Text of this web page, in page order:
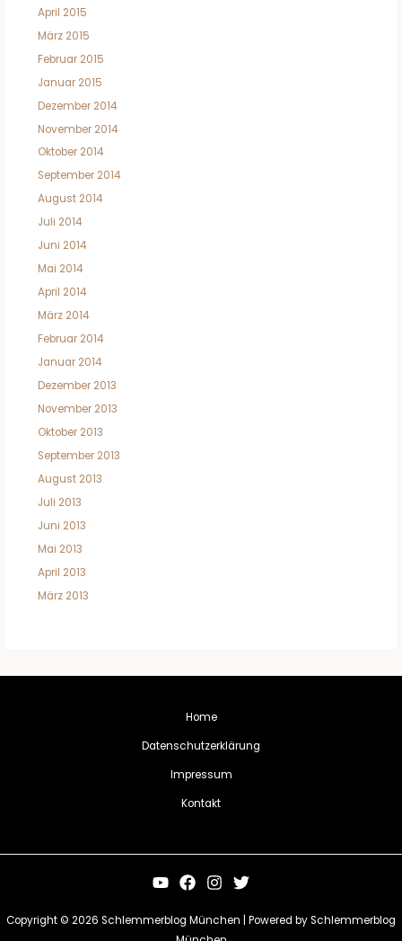
April 2015
März 2015
Februar 2015
Januar 2015
Dezember 2014
November 2014
Oktober 2014
September 2014
August 2014
Juli 2014
Juni 2014
Mai 2014
April 2014
März 2014
Februar 2014
Januar 2014
Dezember 2013
November 2013
Oktober 2013
September 2013
August 2013
Juli 2013
Juni 2013
Mai 2013
April 2013
März 2013
Home
Datenschutzerklärung
Impressum
Kontakt
Copyright © 2026 Schlemmerblog München | Powered by Schlemmerblog